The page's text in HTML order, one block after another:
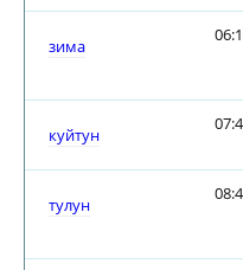
зима
куйтун
тулун